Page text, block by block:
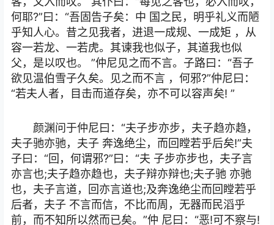
何耶?”曰：“吾固告子矣：中 国之民，明乎礼义而陋
乎知人心。昔之见我者，进退一成规、一成矩 ，从
容一若龙、一若虎。其谏我也似子，其道我也似
父，是以叹也。 ”仲尼见之而不言。子路曰：“吾子
欲见温伯雪子久矣。见之而不言 ，何邪?”仲尼曰：
“若夫人者，目击而道存矣，亦不可以容声矣! ”
颜渊问于仲尼曰：“夫子步亦步，夫子趋亦趋，
夫子驰亦驰，夫子 奔逸绝尘，而回瞠若乎后矣!”夫
子曰：“回，何谓邪?”曰：“夫 子步亦步也，夫子言
亦言也;夫子趋亦趋也，夫子辩亦辩也;夫子驰 亦驰
也，夫子言道，回亦言道也;及奔逸绝尘而回瞠若乎
后者，夫子 不言而信，不比而周，无器而民滔乎
前，而不知所以然而已矣。”仲 尼曰：“恶!可不察与!